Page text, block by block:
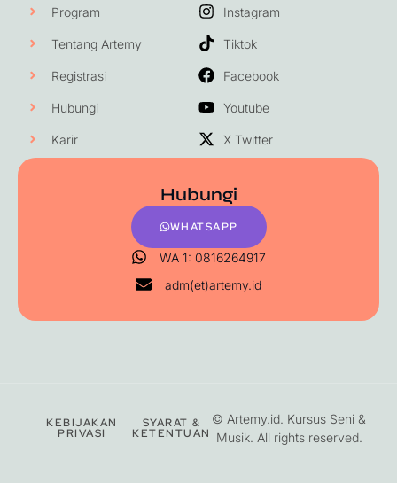
Program
Tentang Artemy
Registrasi
Hubungi
Karir
Instagram
Tiktok
Facebook
Youtube
X Twitter
Hubungi
WHATSAPP
WA 1: 0816264917
adm(et)artemy.id
© Artemy.id. Kursus Seni &
Musik. All rights reserved.
KEBIJAKAN
PRIVASI
SYARAT &
KETENTUAN